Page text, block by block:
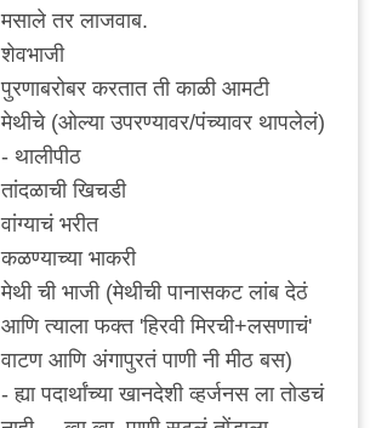
ला
कोथरूड
च्या
विषारी
वडापाव
मसाले तर लाजवाब.
शेवभाजी
पुरणाबरोबर करतात ती काळी आमटी
मेथीचे (ओल्या उपरण्यावर/पंच्यावर थापलेलं)
- थालीपीठ
तांदळाची खिचडी
वांग्याचं भरीत
कळण्याच्या भाकरी
मेथी ची भाजी (मेथीची पानासकट लांब देठं
आणि त्याला फक्त 'हिरवी मिरची+लसणाचं'
वाटण आणि अंगापुरतं पाणी नी मीठ बस)
- ह्या पदार्थांच्या खानदेशी व्हर्जनस ला तोडचं